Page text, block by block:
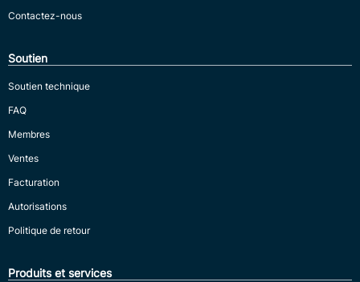
Contactez-nous
Soutien
Soutien technique
FAQ
Membres
Ventes
Facturation
Autorisations
Politique de retour
Produits et services